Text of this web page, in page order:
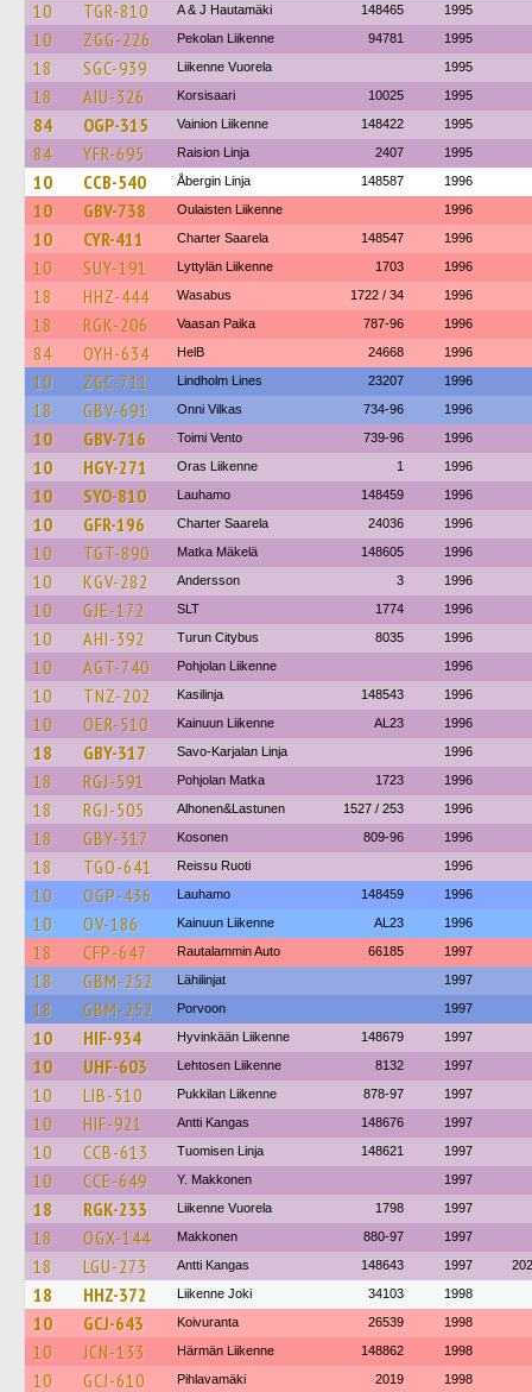
10 TGR-810 A & J Hautamäki 148465 1995
10 ZGG-226 Pekolan Liikenne 94781 1995
18 SGC-939 Liikenne Vuorela 1995
18 AIU-326 Korsisaari 10025 1995
84 OGP-315 Vainion Liikenne 148422 1995
84 YFR-695 Raision Linja 2407 1995
10 CCB-540 Åbergin Linja 148587 1996
10 GBV-738 Oulaisten Liikenne 1996
10 CYR-411 Charter Saarela 148547 1996
10 SUY-191 Lyttylän Liikenne 1703 1996
18 HHZ-444 Wasabus 1722 / 34 1996
18 RGK-206 Vaasan Paika 787-96 1996
84 OYH-634 HelB 24668 1996
10 ZGC-711 Lindholm Lines 23207 1996
18 GBV-691 Onni Vilkas 734-96 1996
10 GBV-716 Toimi Vento 739-96 1996
10 HGY-271 Oras Liikenne 1 1996
10 SYO-810 Lauhamo 148459 1996
10 GFR-196 Charter Saarela 24036 1996
10 TGT-890 Matka Mäkelä 148605 1996
10 KGV-282 Andersson 3 1996
10 GJE-172 SLT 1774 1996
10 AHI-392 Turun Citybus 8035 1996
10 AGT-740 Pohjolan Liikenne 1996
10 TNZ-202 Kasilinja 148543 1996
10 OER-510 Kainuun Liikenne AL23 1996
18 GBY-317 Savo-Karjalan Linja 1996
18 RGJ-591 Pohjolan Matka 1723 1996
18 RGJ-505 Alhonen&Lastunen 1527 / 253 1996
18 GBY-317 Kosonen 809-96 1996
18 TGO-641 Reissu Ruoti 1996
10 OGP-436 Lauhamo 148459 1996
10 OV-186 Kainuun Liikenne AL23 1996
18 CFP-647 Rautalammin Auto 66185 1997
18 GBM-252 Lähilinjat 1997
18 GBM-252 Porvoon 1997
10 HIF-934 Hyvinkään Liikenne 148679 1997
10 UHF-603 Lehtosen Liikenne 8132 1997
10 LIB-510 Pukkilan Liikenne 878-97 1997
10 HIF-921 Antti Kangas 148676 1997
10 CCB-613 Tuomisen Linja 148621 1997
10 CCE-649 Y. Makkonen 1997
18 RGK-233 Liikenne Vuorela 1798 1997
18 OGX-144 Makkonen 880-97 1997
18 LGU-273 Antti Kangas 148643 1997
18 HHZ-372 Liikenne Joki 34103 1998
10 GCJ-643 Koivuranta 26539 1998
10 JCN-133 Härmän Liikenne 148862 1998
10 GCJ-610 Pihlavamäki 2019 1998